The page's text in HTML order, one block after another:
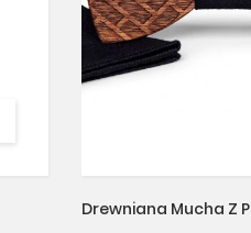
Drewniana Mucha Z